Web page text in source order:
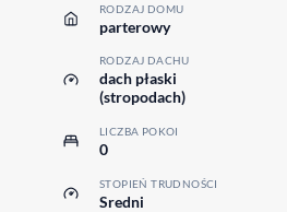
RODZAJ DOMU
parterowy
RODZAJ DACHU
dach płaski
(stropodach)
LICZBA POKOI
0
STOPIEŃ TRUDNOŚCI
Sredni